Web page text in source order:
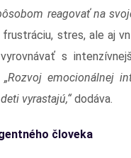
reagovať na
stres, ale aj
s
„Rozvoj emocionálnej
vyrastajú,“dodáva.
človeka